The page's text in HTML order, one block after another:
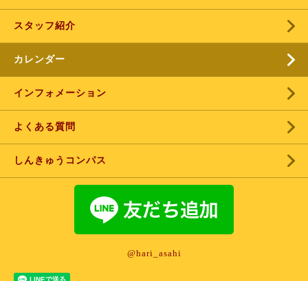
スタッフ紹介
カレンダー
インフォメーション
よくある質問
しんきゅうコンパス
@hari_asahi